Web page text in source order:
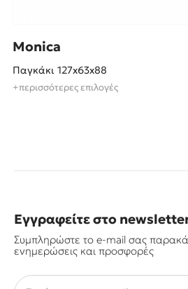
Monica
Παγκάκι 127x63x88
+περισσότερες επιλογές
Εγγραφείτε στο
Συμπληρώστε το e-mail σας
ενημερώσεις και προσφορές